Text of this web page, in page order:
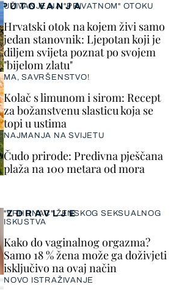
ZDRAVLJE
"VRHUNAC" ŽENSKOG SEKSUALNOG
ISKUSTVA
Kako do vaginalnog orgazma?
Samo 18 % žena može ga doživjeti
isključivo na ovaj način
NOVO ISTRAŽIVANJE
PUTOVANJA
UŽIVANJE NA "PRIVATNOM" OTOKU
Hrvatski otok na kojem živi samo
jedan stanovnik: Ljepotan koji je
diljem svijeta poznat po svojem
"bijelom zlatu"
MA, SAVRŠENSTVO!
Kolač s limunom i sirom: Recept
za božanstvenu slasticu koja se
topi u ustima
NAJMANJA NA SVIJETU
Čudo prirode: Predivna pješčana
plaža na 100 metara od mora